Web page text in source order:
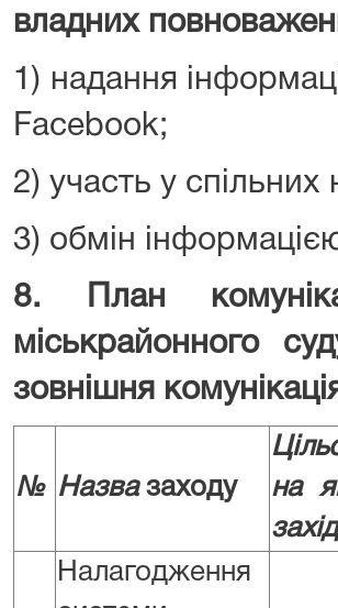
владних
1) надання
Facebook;
2) участь у
3) обмін
8. План
міськрайонного
зовнішня
№ Назва заходу
на
захід
Налагодження